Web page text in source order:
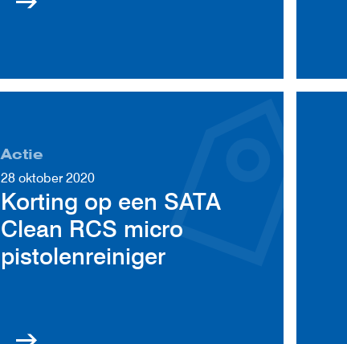
Actie
28 oktober 2020
Korting op een SATA
Clean RCS micro
pistolenreiniger